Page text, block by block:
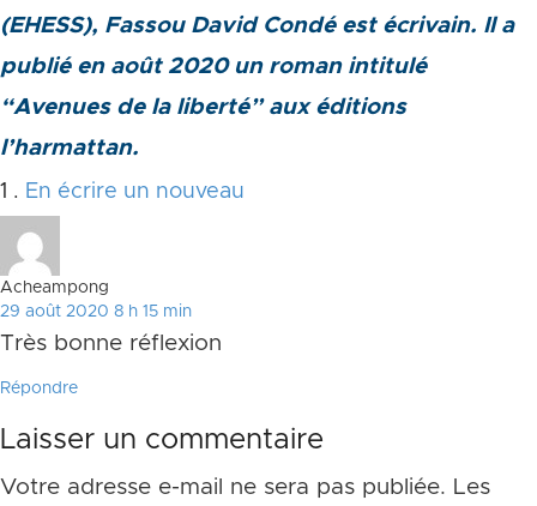
(EHESS), Fassou David Condé est écrivain. Il a
publié en août 2020 un roman intitulé
“Avenues de la liberté” aux éditions
l’harmattan.
1 Commentaire
. En écrire un nouveau
Acheampong
29 août 2020 8 h 15 min
Très bonne réflexion
Répondre
Laisser un commentaire
Votre adresse e-mail ne sera pas publiée. Les